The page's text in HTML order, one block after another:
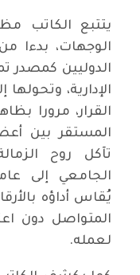
يتتبع الكاتب
الوجهات، بدءا
الدوليين كمصدر
الإدارية،
القرار، مرورا
المستقر بين
تآكل روح
الجامعي إلى
يُقاس أداؤه
المتواصل دون
لعمله.